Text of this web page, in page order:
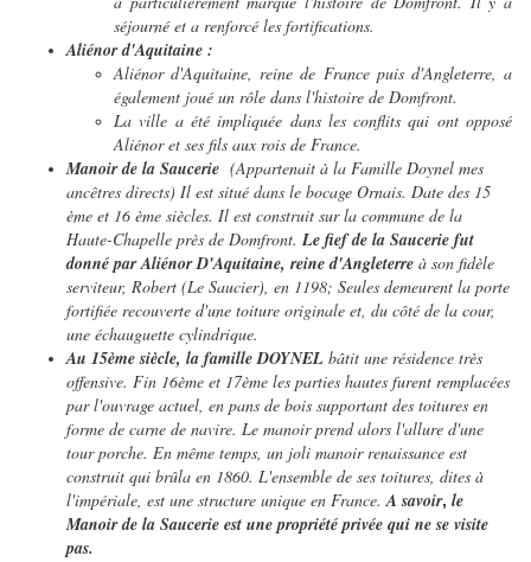
séjourné et a renforcé les fortifications.
Aliénor d'Aquitaine :
Aliénor d'Aquitaine, reine de France puis d'Angleterre, a
également joué un rôle dans l'histoire de Domfront.
La ville a été impliquée dans les conflits qui ont opposé
Aliénor et ses fils aux rois de France.
Manoir de la Saucerie (Appartenait à la Famille Doynel mes
ancêtres directs) Il est situé dans le bocage Ornais. Date des 15
ème et 16 ème siècles. Il est construit sur la commune de la
Haute-Chapelle près de Domfront.Le fief de la Saucerie fut
donné par Aliénor D'Aquitaine, reine d'Angleterre à son fidèle
serviteur, Robert (Le Saucier), en 1198; Seules demeurent la porte
fortifiée recouverte d'une toiture originale et, du côté de la cour,
une échauguette cylindrique.
Au 15ème siècle, la famille DOYNEL bâtit une résidence très
offensive. Fin 16ème et 17ème les parties hautes furent remplacées
par l'ouvrage actuel, en pans de bois supportant des toitures en
forme de carne de navire. Le manoir prend alors l'allure d'une
tour porche. En même temps, un joli manoir renaissance est
construit qui brûla en 1860. L'ensemble de ses toitures, dites à
l'impériale, est une structure unique en France.A savoir, le
Manoir de la Saucerie est une propriété privée qui ne se visite
pas.